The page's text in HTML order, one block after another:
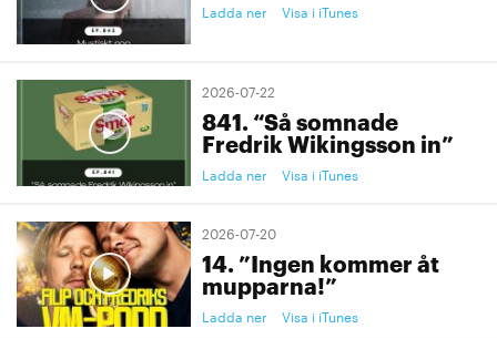
Ladda ner Visa i iTunes
2026-07-22
841. “Så somnade
Fredrik Wikingsson in”
Ladda ner Visa i iTunes
2026-07-20
14. ”Ingen kommer åt
mupparna!”
Ladda ner Visa i iTunes